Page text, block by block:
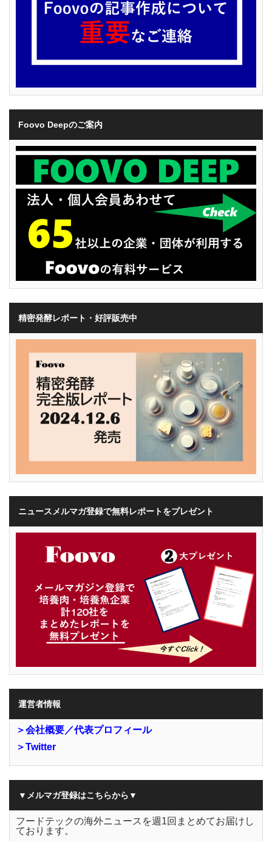
Foovo Deepのご案内
精密発酵レポート・好評販売中
ニュースメルマガ登録で無料レポートをプレゼント
運営者情報
＞会社概要／代表プロフィール
＞Twitter
▼メルマガ登録はこちらから▼
フードテックの海外ニュースを週1回まとめてお届けし
ております。